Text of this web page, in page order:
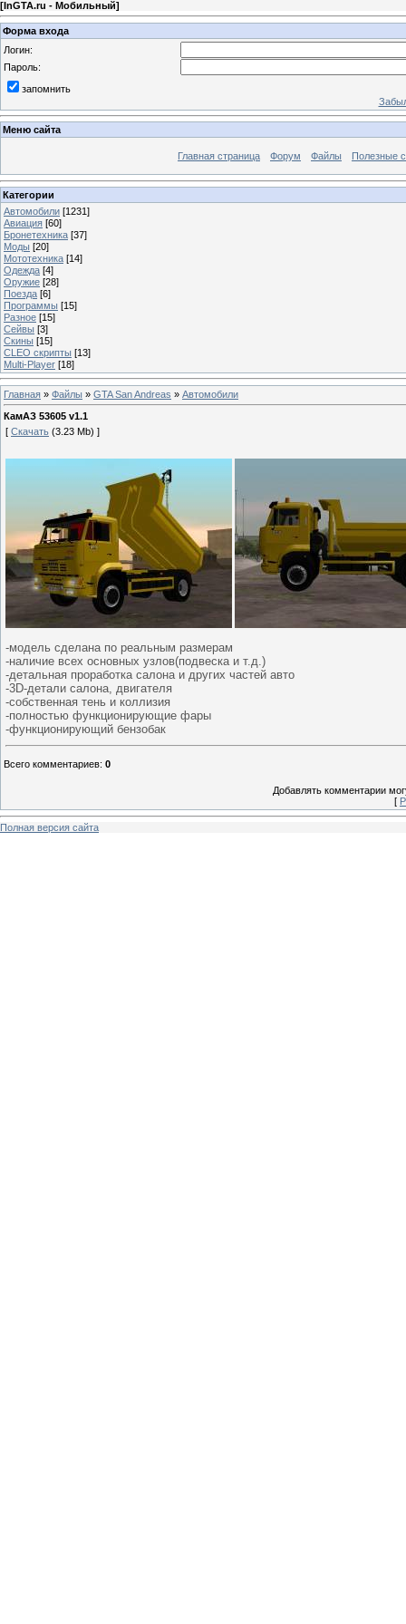
[InGTA.ru - Мобильный]
Форма входа
Логин:
Пароль:
запомнить
Меню сайта
Главная страница Форум Файлы Полезные
Категории
Автомобили [1231]
Авиация [60]
Бронетехника [37]
Моды [20]
Мототехника [14]
Одежда [4]
Оружие [28]
Поезда [6]
Программы [15]
Разное [15]
Сейвы [3]
Скины [15]
CLEO скрипты [13]
Multi-Player [18]
Главная » Файлы » GTA San Andreas » Автомобили
КамАЗ 53605 v1.1
[ Скачать (3.23 Mb) ]
-модель сделана по реальным размерам
-наличие всех основных узлов(подвеска и т.д.)
-детальная проработка салона и других частей авто
-3D-детали салона, двигателя
-собственная тень и коллизия
-полностью функционирующие фары
-функционирующий бензобак
Всего комментариев: 0
Добавлять комментарии
[
Полная версия сайта